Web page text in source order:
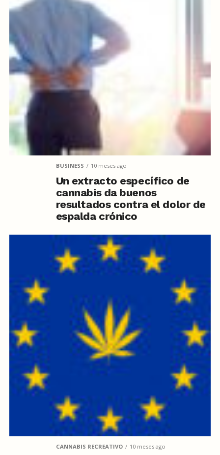
BUSINESS 10 meses ago
Un extracto específico de
cannabis da buenos
resultados contra el dolor de
espalda crónico
CANNABIS RECREATIVO 10 meses ago